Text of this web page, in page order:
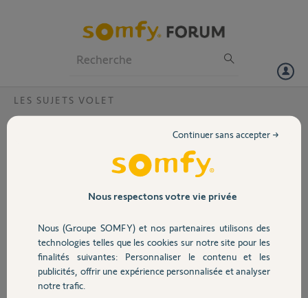
Volet
Sécurité
Domotique
LES SUJETS VOLET
identifier moteur volet roulant ?
bonjour
j'ai un volet roulant qui
course sans "raison". La
correspondante est bien
alimentée, je suppose
donc une panne de
moteur ou
Nous respectons votre vie privée
Nous (Groupe SOMFY) et nos partenaires utilisons des
technologies telles que les cookies sur notre site pour les
finalités suivantes: Personnaliser le contenu et les
publicités, offrir une expérience personnalisée et analyser
notre trafic.
Continuer sans accepter →